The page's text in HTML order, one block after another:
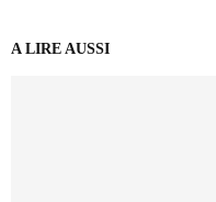
A LIRE AUSSI